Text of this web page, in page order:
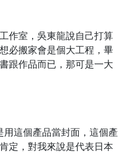
作室，吳東龍說自己打算
必搬家會是個大工程，畢
跟作品而已，那可是一大
這個產品當封面，這個產
定，對我來說是代表日本